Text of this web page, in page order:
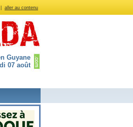
aller au contenu
Guyane
07 août